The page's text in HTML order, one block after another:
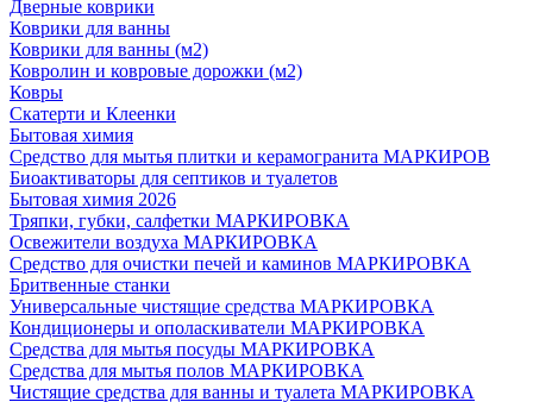
Дверные коврики
Коврики для ванны
Коврики для ванны (м2)
Ковролин и ковровые дорожки (м2)
Ковры
Скатерти и Клеенки
Бытовая химия
Средство для мытья плитки и керамогранита МАРКИРОВ
Биоактиваторы для септиков и туалетов
Бытовая химия 2026
Тряпки, губки, салфетки МАРКИРОВКА
Освежители воздуха МАРКИРОВКА
Средство для очистки печей и каминов МАРКИРОВКА
Бритвенные станки
Универсальные чистящие средства МАРКИРОВКА
Кондиционеры и ополаскиватели МАРКИРОВКА
Средства для мытья посуды МАРКИРОВКА
Средства для мытья полов МАРКИРОВКА
Чистящие средства для ванны и туалета МАРКИРОВКА